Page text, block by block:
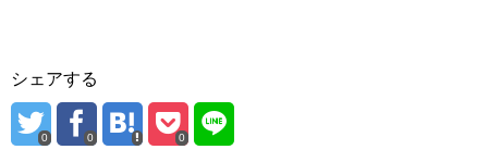
シェアする
0 0 0